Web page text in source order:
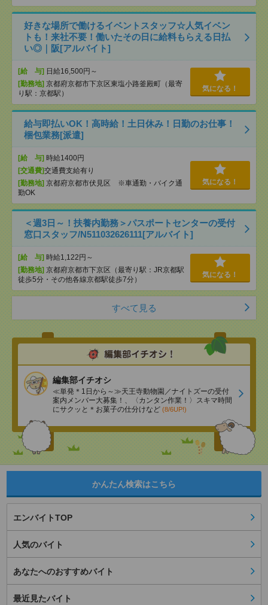
好きな場所で働けるイベントスタッフ☆人気イベン
トも！来社不要！働いたその日に給料もらえる日払
い◎｜阪[アルバイト]
[給 与] 日給16,500円～
[勤務地] 京都府京都市下京区東塩小路釜殿町（最寄
り駅：京都駅）
気になる！
給与即払いOK！高時給！土日休み！日勤のお仕事！
梱包業務[派遣]
[給 与] 時給1400円
[交通費]交通費支給有り
[勤務地] 京都府京都市伏見区 ※車通勤・バイク通
勤OK
気になる！
＜週3日～！扶養内勤務＞パスポートセンターの受付
窓口スタッフ/N511032626111[アルバイト]
[給 与] 時給1,122円～
[勤務地] 京都府京都市下京区（最寄り駅：JR京都駅
徒歩5分・その他各線京都駅徒歩7分）
気になる！
すべて見る
編集部イチオシ
≪単発＊1日から～≫天王寺動物園／ナイトズーの受付
案内メンバー大募集！、〈カンタン作業！〉スキマ時間
にサクッと＊お菓子の仕分けなど (8/6UP!)
かんたん検索はこちら
エンバイトTOP
人気のバイト
あなたへのおすすめバイト
最近見たバイト